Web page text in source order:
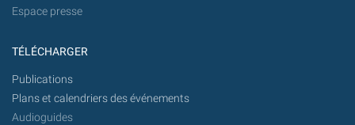
Espace presse
TÉLÉCHARGER
Publications
Plans et calendriers des événements
Audioguides